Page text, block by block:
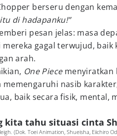
berseru dengan
di hadapanku!”
pesan jelas: masa
mereka gagal terwujud,
arah.
One Piecemenyiratkan
memengaruhi nasib
baik secara fisik, mental,
kita tahu situasi cinta
(Dok. Toei Animation, Shueisha, Eiichiro